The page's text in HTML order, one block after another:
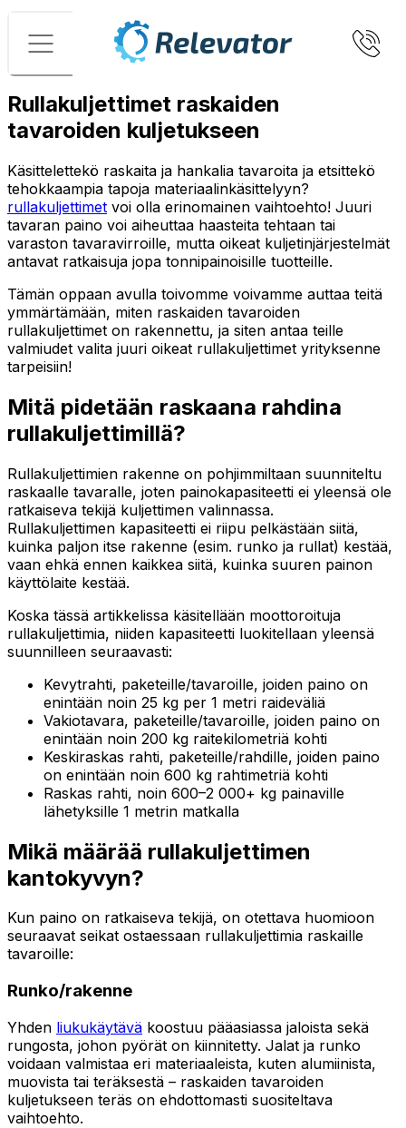
Valikko
Rullakuljettimet raskaiden
tavaroiden kuljetukseen
Käsittelettekö raskaita ja hankalia tavaroita ja etsittekö
tehokkaampia tapoja materiaalinkäsittelyyn?
rullakuljettimet voi olla erinomainen vaihtoehto! Juuri
tavaran paino voi aiheuttaa haasteita tehtaan tai
varaston tavaravirroille, mutta oikeat kuljetinjärjestelmät
antavat ratkaisuja jopa tonnipainoisille tuotteille.
Tämän oppaan avulla toivomme voivamme auttaa teitä
ymmärtämään, miten raskaiden tavaroiden
rullakuljettimet on rakennettu, ja siten antaa teille
valmiudet valita juuri oikeat rullakuljettimet yrityksenne
tarpeisiin!
Mitä pidetään raskaana rahdina
rullakuljettimillä?
Rullakuljettimien rakenne on pohjimmiltaan suunniteltu
raskaalle tavaralle, joten painokapasiteetti ei yleensä ole
ratkaiseva tekijä kuljettimen valinnassa.
Rullakuljettimen kapasiteetti ei riipu pelkästään siitä,
kuinka paljon itse rakenne (esim. runko ja rullat) kestää,
vaan ehkä ennen kaikkea siitä, kuinka suuren painon
käyttölaite kestää.
Koska tässä artikkelissa käsitellään moottoroituja
rullakuljettimia, niiden kapasiteetti luokitellaan yleensä
suunnilleen seuraavasti:
Kevytrahti, paketeille/tavaroille, joiden paino on
enintään noin 25 kg per 1 metri raideväliä
Vakiotavara, paketeille/tavaroille, joiden paino on
enintään noin 200 kg raitekilometriä kohti
Keskiraskas rahti, paketeille/rahdille, joiden paino
on enintään noin 600 kg rahtimetriä kohti
Raskas rahti, noin 600–2 000+ kg painaville
lähetyksille 1 metrin matkalla
Mikä määrää rullakuljettimen
kantokyvyn?
Kun paino on ratkaiseva tekijä, on otettava huomioon
seuraavat seikat ostaessaan rullakuljettimia raskaille
tavaroille:
Runko/rakenne
Yhden liukukäytävä koostuu pääasiassa jaloista sekä
rungosta, johon pyörät on kiinnitetty. Jalat ja runko
voidaan valmistaa eri materiaaleista, kuten alumiinista,
muovista tai teräksestä – raskaiden tavaroiden
kuljetukseen teräs on ehdottomasti suositeltava
vaihtoehto.